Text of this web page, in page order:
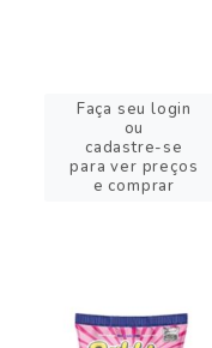
Faça seu login
ou
cadastre-se
para ver preços
e comprar